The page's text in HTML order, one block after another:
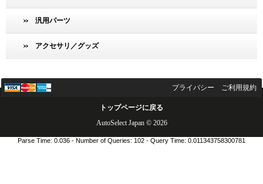
汎用パーツ
アクセサリ／グッズ
プライバシー ご利用規約
トップページに戻る
AutoSelect Japan © 2026
Parse Time: 0.036 - Number of Queries: 102 - Query Time: 0.011343758300781